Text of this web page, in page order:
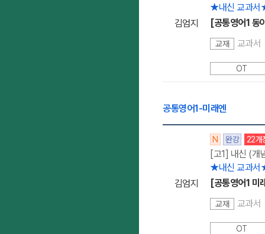
김엄지
★내신 교과
[공통영어1 동
교재 교과서
OT
공통영어1-미래엔
김엄지
N 완강 22개
[고1] 내신 (개
★내신 교과
[공통영어1 미
교재 교과서
OT